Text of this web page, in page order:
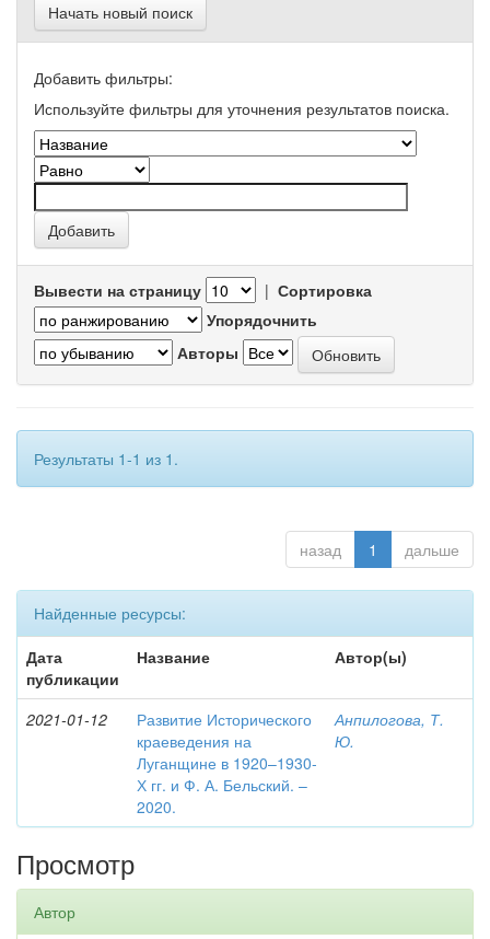
Начать новый поиск
Добавить фильтры:
Используйте фильтры для уточнения результатов поиска.
Вывести на страницу | Сортировка
Упорядочнить
Авторы
Результаты 1-1 из 1.
назад 1 дальше
Найденные ресурсы:
Дата
публикации
Название Автор(ы)
2021-01-12
Развитие Исторического
краеведения на
Луганщине в 1920–1930-
Х гг. и Ф. А. Бельский. –
2020.
Анпилогова, Т.
Ю.
Просмотр
Автор